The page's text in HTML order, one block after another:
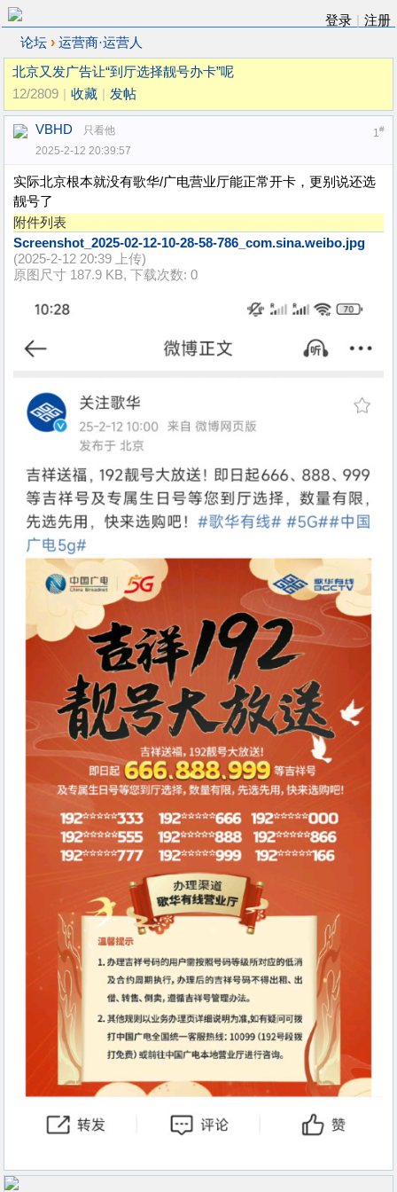
登录
注册
论坛 › 运营商·运营人
北京又发广告让“到厅选择靓号办卡”呢
12/2809
收藏 发帖
1#
VBHD
只看他
2025-2-12 20:39:57
实际北京根本就没有歌华/广电营业厅能正常开卡，更别说还选
靓号了
附件列表
Screenshot_2025-02-12-10-28-58-786_com.sina.weibo.jpg
(2025-2-12 20:39 上传)
原图尺寸 187.9 KB, 下载次数: 0